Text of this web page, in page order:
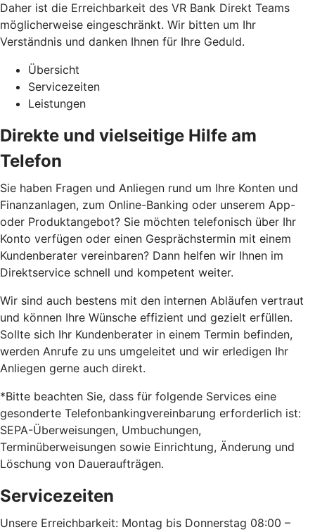
Daher ist die Erreichbarkeit des VR Bank Direkt Teams
möglicherweise eingeschränkt. Wir bitten um Ihr
Verständnis und danken Ihnen für Ihre Geduld.
Übersicht
Servicezeiten
Leistungen
Direkte und vielseitige Hilfe am
Telefon
Sie haben Fragen und Anliegen rund um Ihre Konten und
Finanzanlagen, zum Online-Banking oder unserem App-
oder Produktangebot? Sie möchten telefonisch über Ihr
Konto verfügen oder einen Gesprächstermin mit einem
Kundenberater vereinbaren? Dann helfen wir Ihnen im
Direktservice schnell und kompetent weiter.
Wir sind auch bestens mit den internen Abläufen vertraut
und können Ihre Wünsche effizient und gezielt erfüllen.
Sollte sich Ihr Kundenberater in einem Termin befinden,
werden Anrufe zu uns umgeleitet und wir erledigen Ihr
Anliegen gerne auch direkt.
*Bitte beachten Sie, dass für folgende Services eine
gesonderte Telefonbankingvereinbarung erforderlich ist:
SEPA-Überweisungen, Umbuchungen,
Terminüberweisungen sowie Einrichtung, Änderung und
Löschung von Daueraufträgen.
Servicezeiten
Unsere Erreichbarkeit: Montag bis Donnerstag 08:00 –